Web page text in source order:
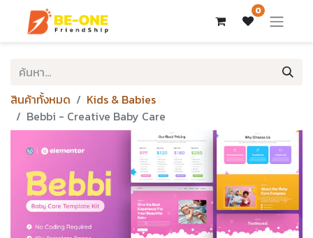
0
สินค้าทั้งหมด
Kids & Babies
Bebbi - Creative Baby Care